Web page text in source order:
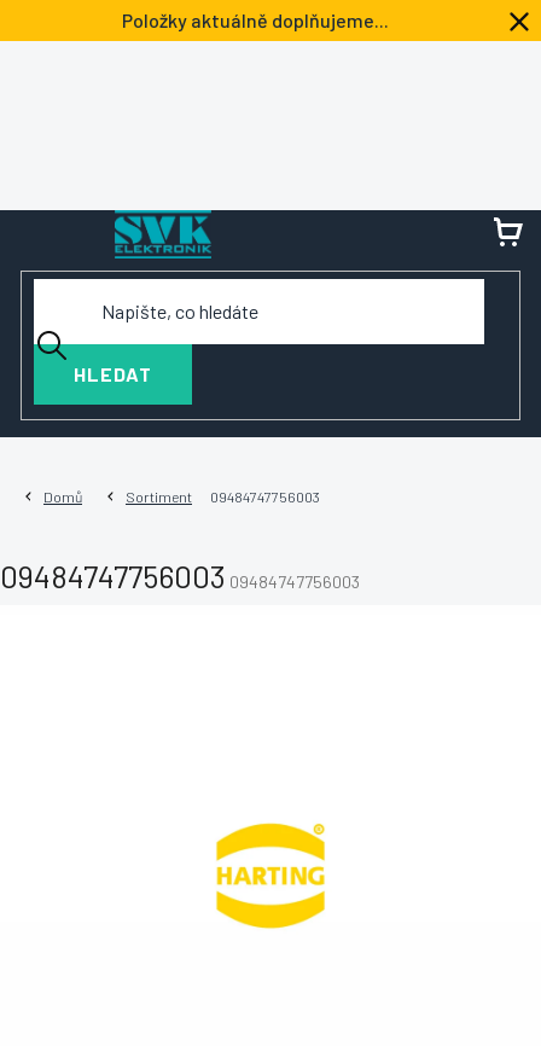
na
Položky aktuálně doplňujeme...
HLEDAT
Domů Sortiment 09484747756003
09484747756003 09484747756003